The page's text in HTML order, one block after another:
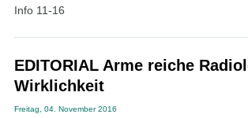
Info 11-16
EDITORIAL Arme reiche
Wirklichkeit
Freitag, 04. November 2016